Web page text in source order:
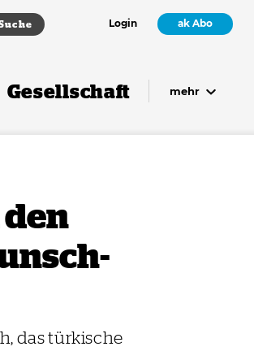
Login ak Abo
Gesellschaft mehr
das türkische